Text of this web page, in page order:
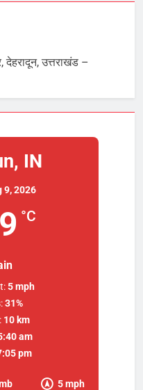
देहरादून, उत्तराखंड –
IN
9, 2026
°C
5 mph
5 mph
31%
10 km
am
pm